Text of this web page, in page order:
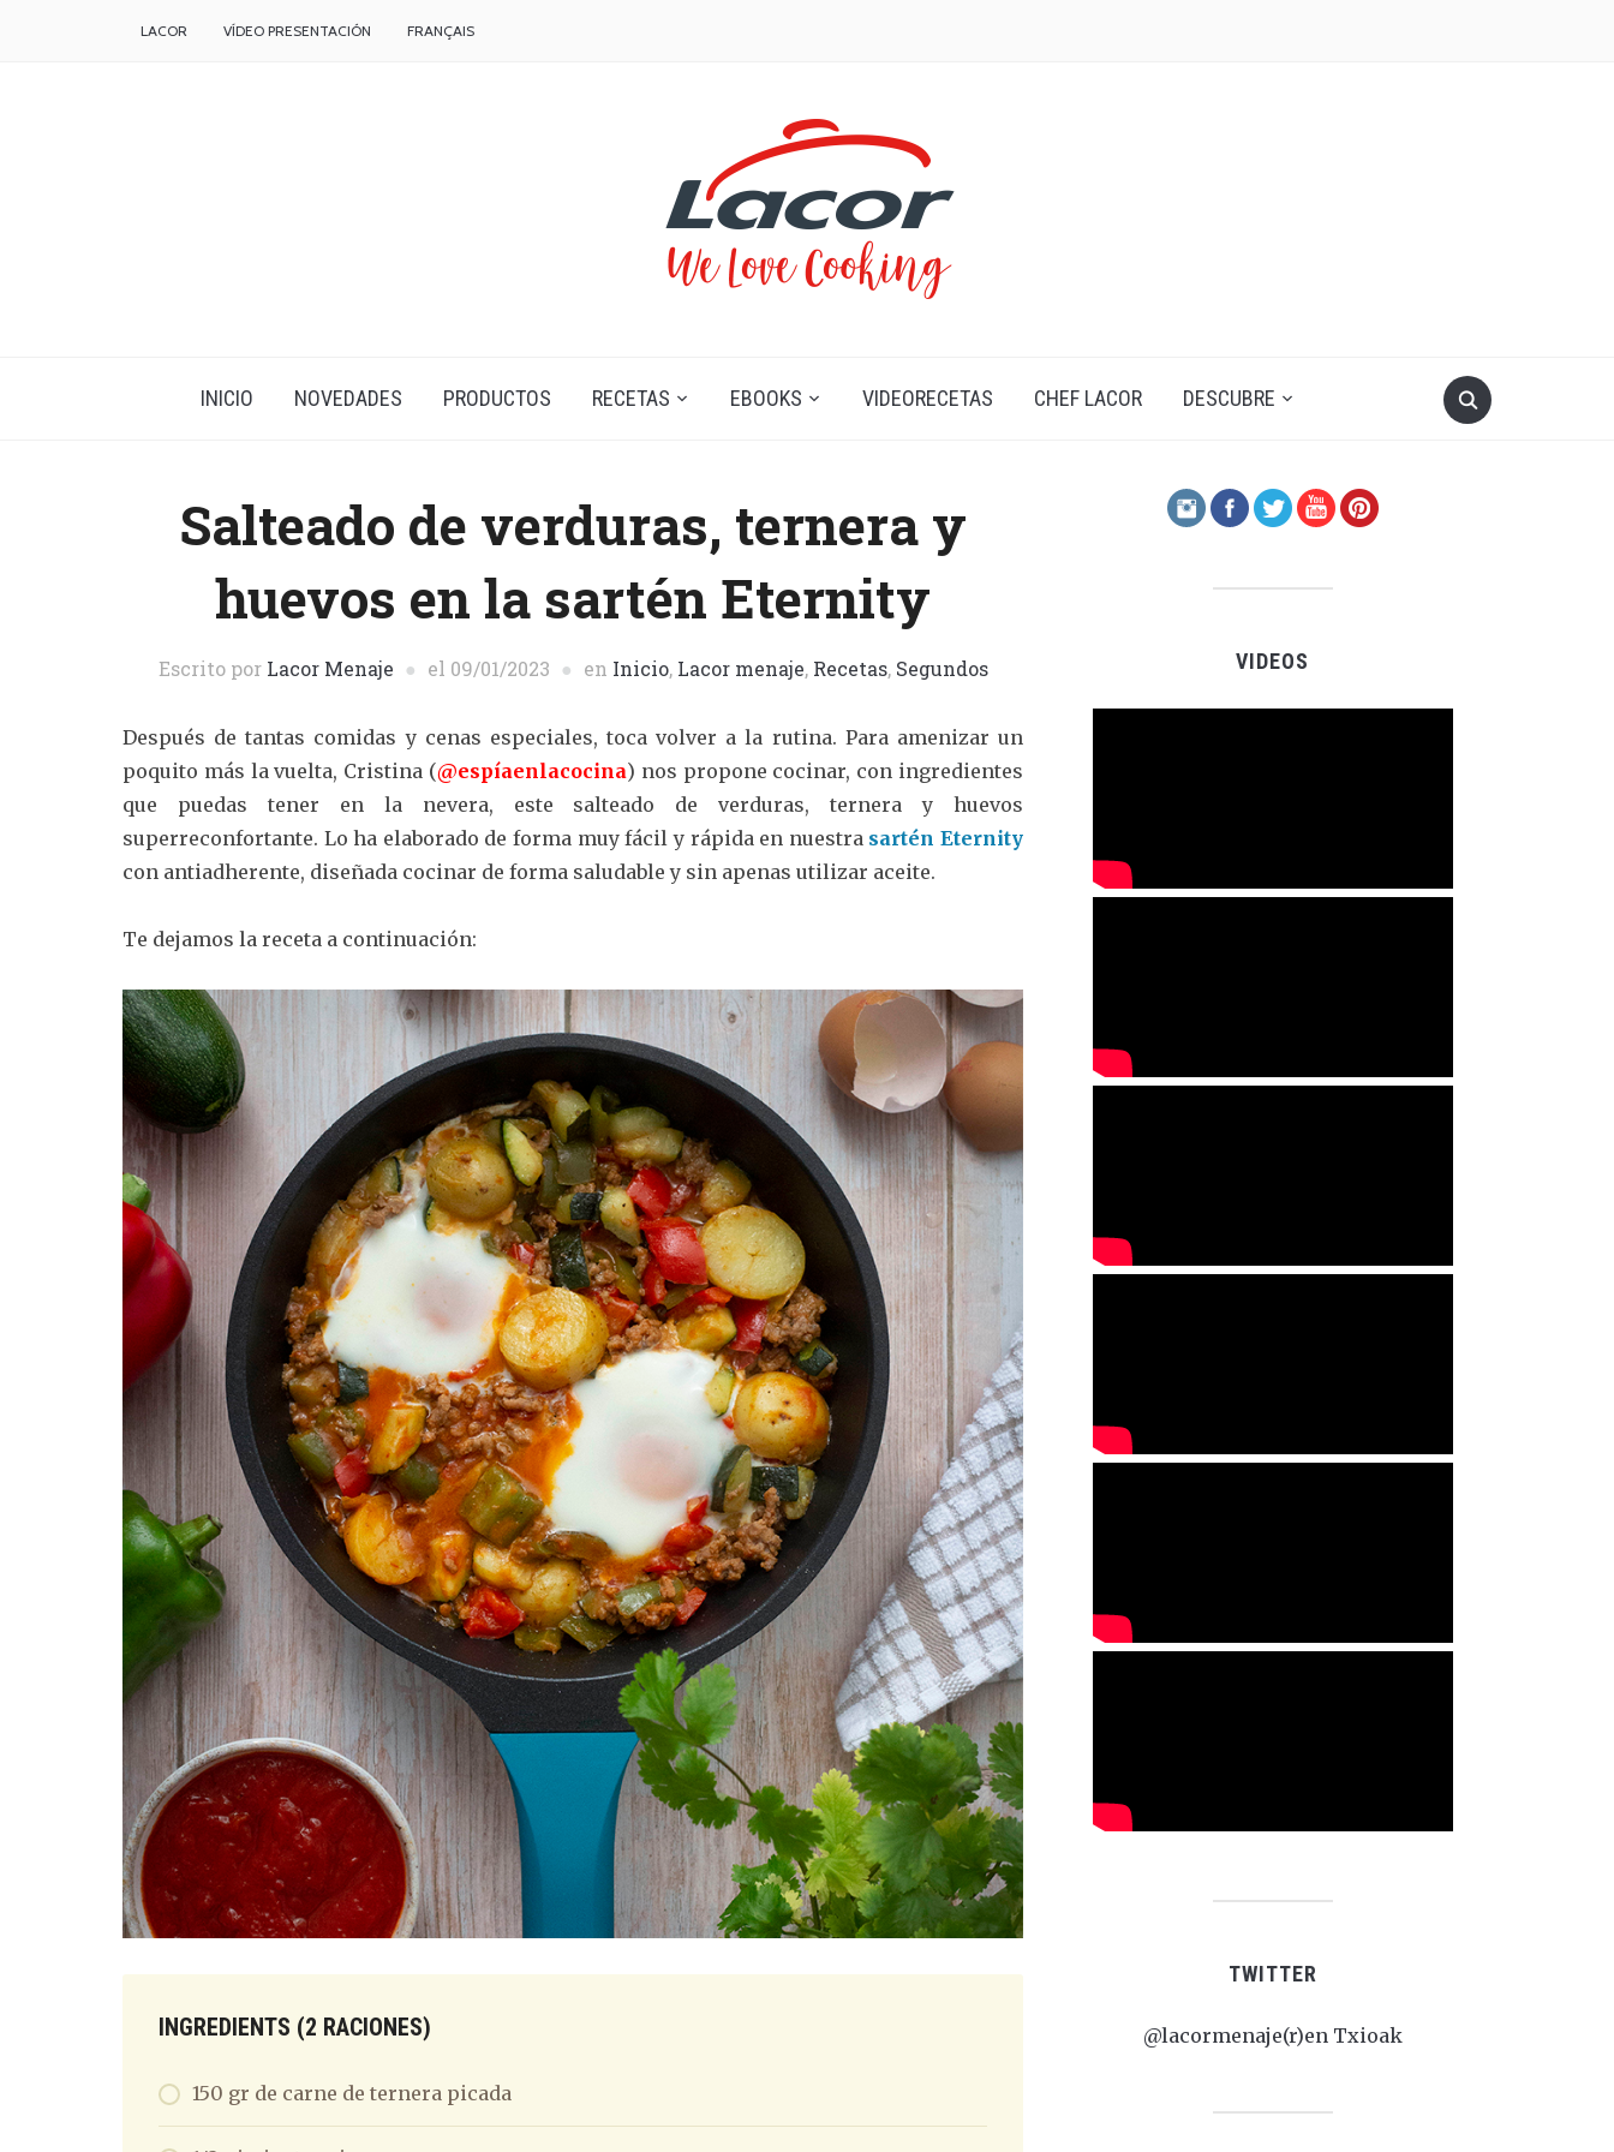
LACOR VÍDEO PRESENTACIÓN FRANÇAIS
INICIO NOVEDADES PRODUCTOS RECETAS EBOOKS VIDEORECETAS CHEF LACOR DESCUBRE
Salteado de verduras, ternera y
huevos en la sartén Eternity
Escrito por Lacor Menaje el 09/01/2023 en Inicio, Lacor menaje, Recetas, Segundos
Después de tantas comidas y cenas especiales, toca volver a la rutina. Para amenizar un
poquito más la vuelta, Cristina (@espíaenlacocina) nos propone cocinar, con ingredientes
que puedas tener en la nevera, este salteado de verduras, ternera y huevos
superreconfortante. Lo ha elaborado de forma muy fácil y rápida en nuestra sartén Eternity
con antiadherente, diseñada cocinar de forma saludable y sin apenas utilizar aceite.
Te dejamos la receta a continuación:
INGREDIENTS (2 RACIONES)
150 gr de carne de ternera picada
VIDEOS
TWITTER
@lacormenaje(r)en Txioak